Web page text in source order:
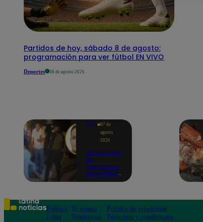
Partidos de hoy, sábado 8 de agosto:
programación para ver fútbol EN VIVO
Deportes 08 de agosto 2026
Perú 07 de
agosto
2026
Giro en caso
de
empresario
secuestrado
cuentas
Política
Lima
Te ayudo
Tendencias
Política de privacidad
Términos y condiciones